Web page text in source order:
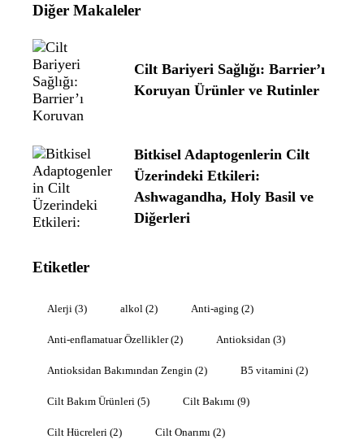
Diğer Makaleler
Cilt Bariyeri Sağlığı: Barrier’ı
Koruyan Ürünler ve Rutinler
Bitkisel Adaptogenlerin Cilt
Üzerindeki Etkileri:
Ashwagandha, Holy Basil ve
Diğerleri
Etiketler
Alerji (3) alkol (2) Anti-aging (2)
Anti-enflamatuar Özellikler(2) Antioksidan (3)
Antioksidan Bakımından Zengin (2) B5 vitamini (2)
Cilt Bakım Ürünleri (5) Cilt Bakımı (9)
Cilt Hücreleri (2) Cilt Onarımı (2)